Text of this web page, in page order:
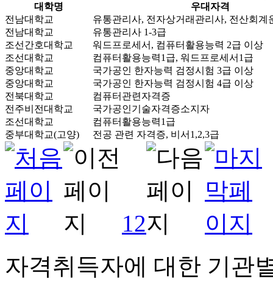
대학명
우대자격
전남대학교
유통관리사, 전자상거래관리사, 전산회계
전남대학교
유통관리사 1-3급
조선간호대학교
워드프로세서, 컴퓨터활용능력 2급 이상
조선대학교
컴퓨터활용능력1급, 워드프로세서1급
중앙대학교
국가공인 한자능력 검정시험 3급 이상
중앙대학교
국가공인 한자능력 검정시험 4급 이상
전북대학교
컴퓨터관련자격증
전주비전대학교
국가공인기술자격증소지자
조선대학교
컴퓨터활용능력1급
중부대학교(고양)
전공 관련 자격증, 비서1,2,3급
12
자격취득자에 대한 기관